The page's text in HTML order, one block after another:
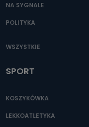
NA SYGNALE
POLITYKA
WSZYSTKIE
SPORT
KOSZYKÓWKA
LEKKOATLETYKA